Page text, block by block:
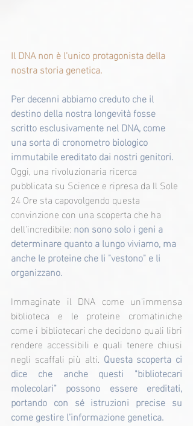
Il DNA non è l'unico protagonista della
nostra storia genetica.
Per decenni abbiamo creduto che il
destino della nostra longevità fosse
scritto esclusivamente nel DNA, come
una sorta di cronometro biologico
immutabile ereditato dai nostri genitori.
Oggi, una rivoluzionaria ricerca
pubblicata su Science e ripresa da Il Sole
24 Ore sta capovolgendo questa
convinzione con una scoperta che ha
dell'incredibile: non sono solo i geni a
determinare quanto a lungo viviamo, ma
anche le proteine che li "vestono" e li
organizzano.
Immaginate il DNA come un'immensa
biblioteca e le proteine cromatiniche
come i bibliotecari che decidono quali libri
rendere accessibili e quali tenere chiusi
negli scaffali più alti. Questa scoperta ci
dice che anche questi "bibliotecari
molecolari" possono essere ereditati,
portando con sé istruzioni precise su
come gestire l'informazione genetica.